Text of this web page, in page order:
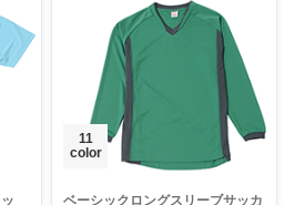
11
color
ベーシックロングスリーブサッカ